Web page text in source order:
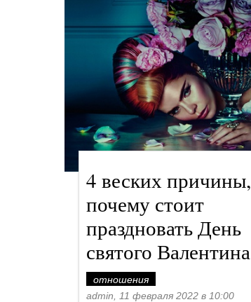
4 веских причины,
почему стоит
праздновать День
святого Валентина
отношения
admin, 11 февраля 2022 в 10:00